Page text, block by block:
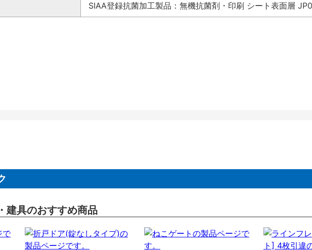
SIAA登録抗菌加工製品：無機抗菌剤・印刷 シート表面層
建具のおすすめ商品